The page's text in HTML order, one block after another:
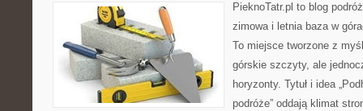
PieknoTatr.pl to blog
zimowa i letnia baza w
To miejsce tworzone z
górskie szczyty, ale
horyzonty. Tytuł i idea
podróże” oddają klimat